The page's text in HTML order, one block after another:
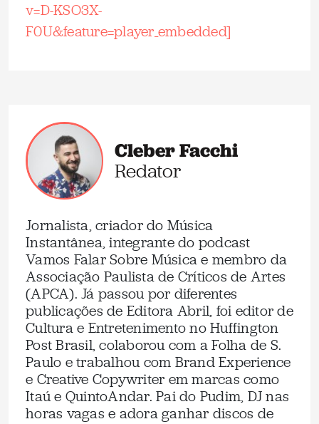
v=D-KSO3X-
F0U&feature=player_embedded]
Cleber Facchi
Redator
Jornalista, criador do Música
Instantânea, integrante do podcast
Vamos Falar Sobre Música e membro da
Associação Paulista de Críticos de Artes
(APCA). Já passou por diferentes
publicações de Editora Abril, foi editor de
Cultura e Entretenimento no Huffington
Post Brasil, colaborou com a Folha de S.
Paulo e trabalhou com Brand Experience
e Creative Copywriter em marcas como
Itaú e QuintoAndar. Pai do Pudim, DJ nas
horas vagas e adora ganhar discos de